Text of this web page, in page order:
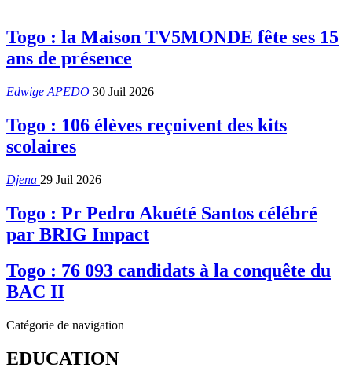
Togo : la Maison TV5MONDE fête ses 15
ans de présence
Edwige APEDO 30 Juil 2026
Togo : 106 élèves reçoivent des kits
scolaires
Djena 29 Juil 2026
Togo : Pr Pedro Akuété Santos célébré
par BRIG Impact
Togo : 76 093 candidats à la conquête du
BAC II
Catégorie de navigation
EDUCATION